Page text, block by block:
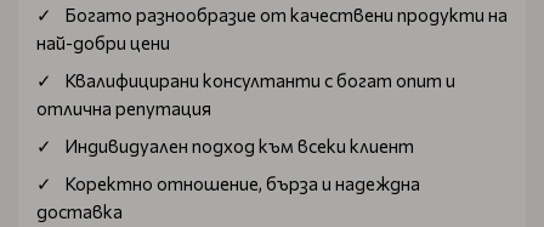
Богатo разнообразие от качествени продукти на
най-добри цени
Квалифицирани консултанти с богат опит и
отлична репутация
Индивидуален подход към всеки клиент
Коректно отношение, бърза и надеждна
доставка